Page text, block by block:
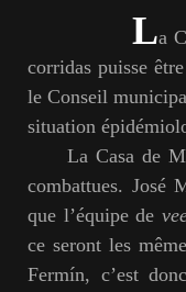
La
corridas puisse
le Conseil
situation
La Casa de
combattues. José
que l’équipe de
ce seront les
Fermín, c’est